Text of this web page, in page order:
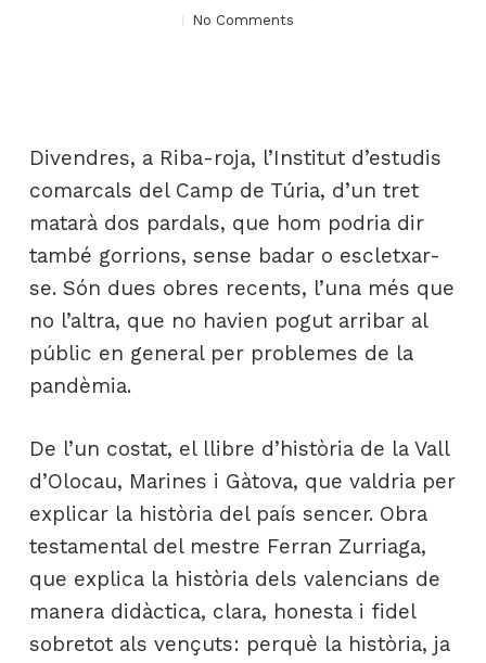
No Comments
Divendres, a Riba-roja, l’Institut d’estudis
comarcals del Camp de Túria, d’un tret
matarà dos pardals, que hom podria dir
també gorrions, sense badar o escletxar-
se. Són dues obres recents, l’una més que
no l’altra, que no havien pogut arribar al
públic en general per problemes de la
pandèmia.
De l’un costat, el llibre d’història de la Vall
d’Olocau, Marines i Gàtova, que valdria per
explicar la història del país sencer. Obra
testamental del mestre Ferran Zurriaga,
que explica la història dels valencians de
manera didàctica, clara, honesta i fidel
sobretot als vençuts: perquè la història, ja